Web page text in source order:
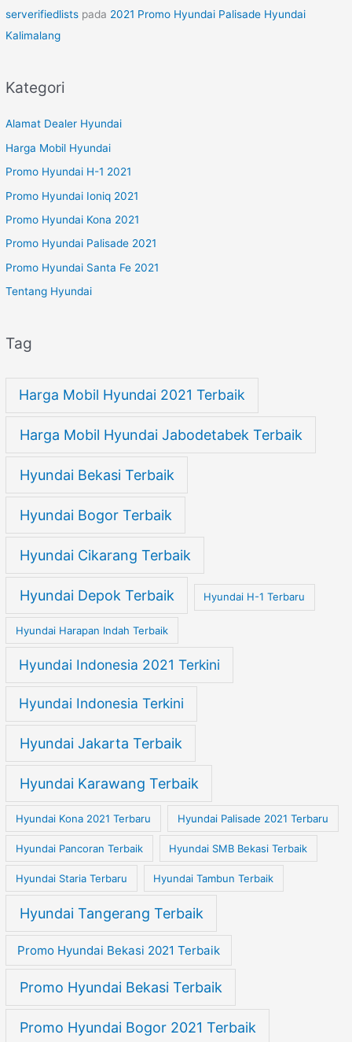
serverifiedlists pada 2021 Promo Hyundai Palisade Hyundai
Kalimalang
Kategori
Alamat Dealer Hyundai
Harga Mobil Hyundai
Promo Hyundai H-1 2021
Promo Hyundai Ioniq 2021
Promo Hyundai Kona 2021
Promo Hyundai Palisade 2021
Promo Hyundai Santa Fe 2021
Tentang Hyundai
Tag
Harga Mobil Hyundai 2021 Terbaik
Harga Mobil Hyundai Jabodetabek Terbaik
Hyundai Bekasi Terbaik
Hyundai Bogor Terbaik
Hyundai Cikarang Terbaik
Hyundai Depok Terbaik Hyundai H-1 Terbaru
Hyundai Harapan Indah Terbaik
Hyundai Indonesia 2021 Terkini
Hyundai Indonesia Terkini
Hyundai Jakarta Terbaik
Hyundai Karawang Terbaik
Hyundai Kona 2021 Terbaru Hyundai Palisade 2021 Terbaru
Hyundai Pancoran Terbaik Hyundai SMB Bekasi Terbaik
Hyundai Staria Terbaru Hyundai Tambun Terbaik
Hyundai Tangerang Terbaik
Promo Hyundai Bekasi 2021 Terbaik
Promo Hyundai Bekasi Terbaik
Promo Hyundai Bogor 2021 Terbaik